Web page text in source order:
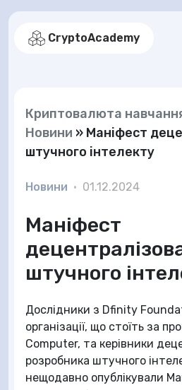
CryptoAcademy
Криптовалюта
Новини » Маніфест
штучного інтелекту
Новини • 01.12.2024
Маніфест
штучного
Дослідники з Dfinity
організації, що стоїть за
Computer, та керівники
розробника штучного
нещодавно опублікували